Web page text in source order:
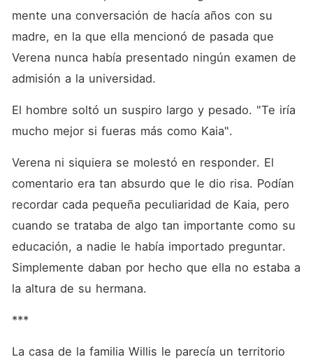
mente una conversación de hacía años con su
madre, en la que ella mencionó de pasada que
Verena nunca había presentado ningún examen de
admisión a la universidad.
El hombre soltó un suspiro largo y pesado. "Te iría
mucho mejor si fueras más como Kaia".
Verena ni siquiera se molestó en responder. El
comentario era tan absurdo que le dio risa. Podían
recordar cada pequeña peculiaridad de Kaia, pero
cuando se trataba de algo tan importante como su
educación, a nadie le había importado preguntar.
Simplemente daban por hecho que ella no estaba a
la altura de su hermana.
***
La casa de la familia Willis le parecía un territorio